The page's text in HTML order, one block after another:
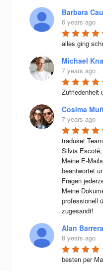
Barbara
6 years ago
alles ging
Michael
7 years ago
Zufriedenheit
Cosima
7 years ago
traduset
Silvia
Meine E-
beantwortet
Fragen
Meine
professionell
zugesandt!
Alan Barrera
8 years ago
besten per